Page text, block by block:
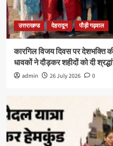
उत्तराखण्ड देहरादून पौड़ी गढ़वाल
कारगिल विजय दिवस पर देशभक्ति
धावकों ने दौड़कर शहीदों को दी
admin 26 July 2026 0